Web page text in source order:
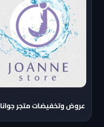
عروض وتخفيضات متجر جوانا